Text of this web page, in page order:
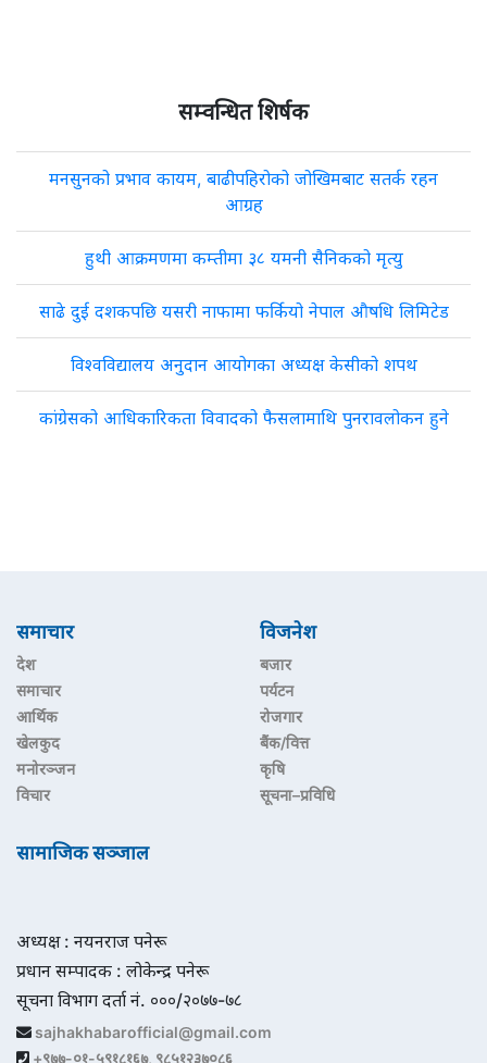
सम्वन्धित शिर्षक
मनसुनको प्रभाव कायम, बाढीपहिरोको जोखिमबाट सतर्क रहन
आग्रह
हुथी आक्रमणमा कम्तीमा ३८ यमनी सैनिकको मृत्यु
साढे दुई दशकपछि यसरी नाफामा फर्कियो नेपाल औषधि लिमिटेड
विश्वविद्यालय अनुदान आयोगका अध्यक्ष केसीको शपथ
कांग्रेसको आधिकारिकता विवादको फैसलामाथि पुनरावलोकन हुने
समाचार
देश
समाचार
आर्थिक
खेलकुद
मनोरञ्जन
विचार
विजनेश
बजार
पर्यटन
रोजगार
बैंक/वित्त
कृषि
सूचना–प्रविधि
सामाजिक सञ्जाल
अध्यक्ष : नयनराज पनेरू
प्रधान सम्पादक : लोकेन्द्र पनेरू
सूचना विभाग दर्ता नं. ०००/२०७७-७८
sajhakhabarofficial@gmail.com
+९७७-०१-५९१८१६७, ९८५१२३७०८६